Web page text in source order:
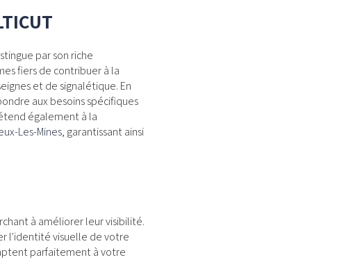
par son riche
fiers de contribuer à la
et de signalétique. En
aux besoins spécifiques
également à la
Les-Mines, garantissant ainsi
à améliorer leur visibilité.
l'identité visuelle de votre
parfaitement à votre